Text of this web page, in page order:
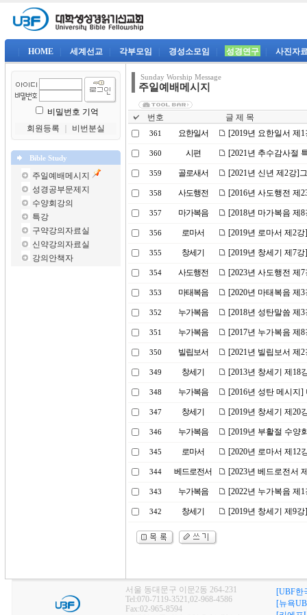
HOME 세계선교 각부모임 경성소모임 성경연구 사진자
비밀번호 기억
회원등록
비번분실
Bible Study
주일예배메시지
성경공부문제지
수양회강의
특강
구약강의자료실
신약강의자료실
강의안책자
Sunday Worship Message
주일예배메시지
번호 글 제 목
361 요한일서 [2019년 요한일서 제
360 시편 [2021년 추수감사절
359 골로새서 [2021년 신년 제2강]
358 사도행전 [2016년 사도행전 제
357 마가복음 [2018년 마가복음 제
356 로마서 [2019년 로마서 제2
355 창세기 [2019년 창세기 제7
354 사도행전 [2023년 사도행전 제
353 마태복음 [2020년 마태복음 제
352 누가복음 [2018년 성탄말씀 제
351 누가복음 [2017년 누가복음 제
350 빌립보서 [2021년 빌립보서 제
349 창세기 [2013년 창세기 제18
348 누가복음 [2016년 성탄 메시지
347 창세기 [2019년 창세기 제20
346 누가복음 [2019년 부활절 수양
345 로마서 [2020년 로마서 제12
344 베드로전서 [2023년 베드로전서
343 누가복음 [2022년 누가복음 제
342 창세기 [2019년 창세기 제9
서울 동대문구 이문2동 264-231
Tel:070-7119-3521,02-968-4586
Fax:02-965-8594
[UBF한
[뉴욕